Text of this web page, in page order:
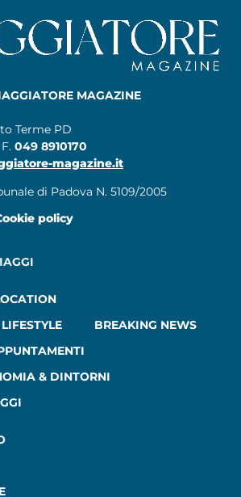
MAGAZINE
Terme PD
049 8910170
magazine.it
di Padova N. 5109/2005
policy
BREAKING NEWS
& DINTORNI